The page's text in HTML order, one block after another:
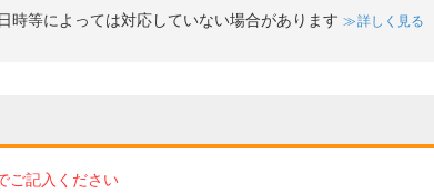
時等によっては対応していない場合があります 詳しく見る
ご記入ください